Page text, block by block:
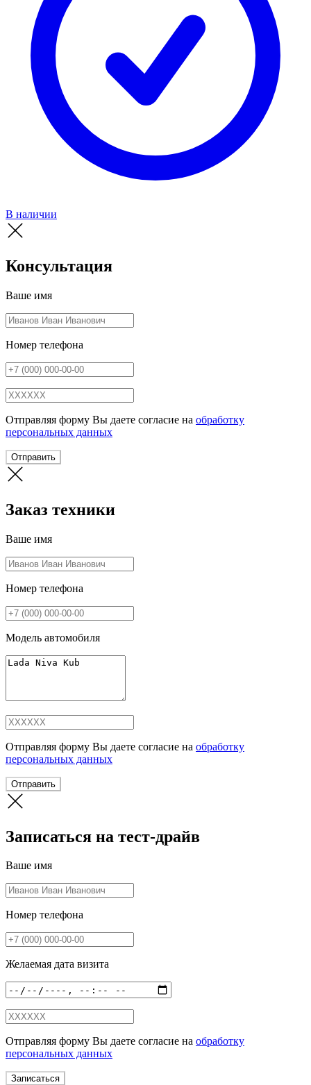
В наличии
Консультация
Ваше имя
Номер телефона
Отправляя форму Вы даете согласие на обработку
персональных данных
Отправить
Заказ техники
Ваше имя
Номер телефона
Модель автомобиля
Отправляя форму Вы даете согласие на обработку
персональных данных
Отправить
Записаться на тест-драйв
Ваше имя
Номер телефона
Желаемая дата визита
Отправляя форму Вы даете согласие на обработку
персональных данных
Записаться